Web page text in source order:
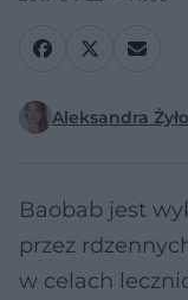
Aleksandra
Baobab jest
przez
w celach